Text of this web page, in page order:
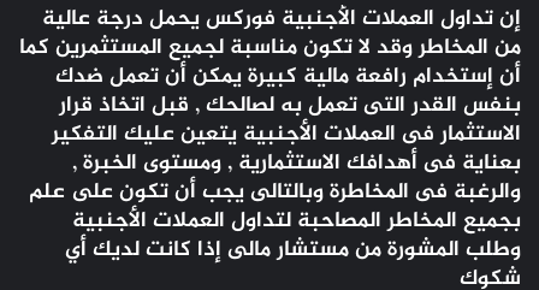
إن تداول العملات الأجنبية فوركسيحمل درجة عالية
من المخاطر وقد لا تكون مناسبة لجميع المستثمرين كما
أن إستخدام رافعة مالية كبيرة يمكن أن تعمل ضدك
بنفس القدر التى تعمل به لصالحك , قبل اتخاذ قرار
الاستثمار فى العملات الأجنبية يتعين عليك التفكير
بعناية فى أهدافك الاستثمارية , ومستوى الخبرة ,
والرغبة فى المخاطرة وبالتالى يجب أن تكون على علم
بجميع المخاطر المصاحبة لتداول العملات الأجنبية
وطلب المشورة من مستشار مالى إذا كانت لديك أي
شكوك